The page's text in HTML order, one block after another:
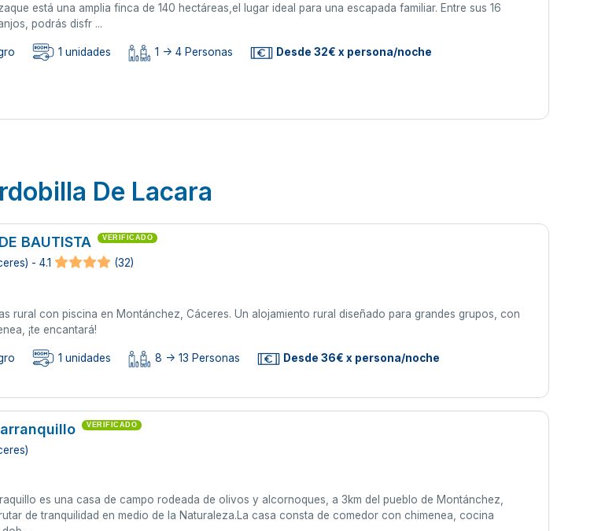
está una amplia finca de 140 hectáreas,el lugar ideal para una escapada familiar. Entre sus 16
podrás disfr ...
1 unidades 1 -> 4 Personas Desde 32€ x persona/noche
De Lacara
BAUTISTA VERIFICADO
- 4.1
(32)
rural con piscina en Montánchez, Cáceres. Un alojamiento rural diseñado para grandes grupos, con
¡te encantará!
1 unidades 8 -> 13 Personas Desde 36€ x persona/noche
VERIFICADO
es una casa de campo rodeada de olivos y alcornoques, a 3km del pueblo de Montánchez,
de tranquilidad en medio de la Naturaleza.La casa consta de comedor con chimenea, cocina